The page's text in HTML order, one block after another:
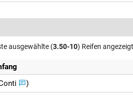
ausgewählte (3.50-10) Reifen
)